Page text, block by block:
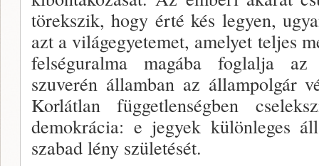
törekszik, hogy érté kés legyen,
azt a világegyetemet, amelyet teljes
felséguralma magába foglalja
szuverén államban az állampolgár
Korlátlan függetlenségben
demokrá­cia: e jegyek különleges
szabad lény születését.